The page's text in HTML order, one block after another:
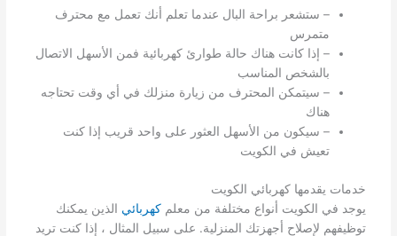
– ستشعر براحة البال عندما تعلم أنك تعمل مع محترف
متمرس
– إذا كانت هناك حالة طوارئ كهربائية فمن الأسهل الاتصال
بالشخص المناسب
– سيتمكن المحترف من زيارة منزلك في أي وقت تحتاجه
هناك
– سيكون من الأسهل العثور على واحد قريب إذا كنت
تعيش في الكويت
خدمات يقدمها كهربائي الكويت
يوجد في الكويت أنواع مختلفة من معلم كهربائي الذين يمكنك
توظيفهم لإصلاح أجهزتك المنزلية. على سبيل المثال ، إذا كنت تريد